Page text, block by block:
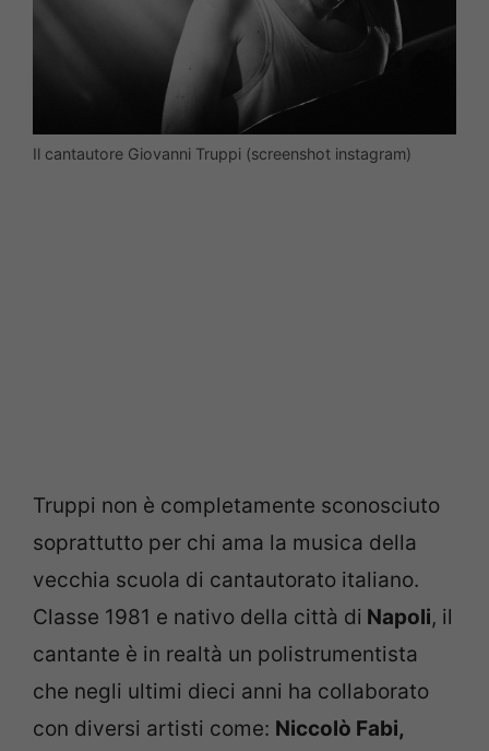
Il cantautore Giovanni Truppi (screenshot instagram)
Truppi non è completamente sconosciuto
soprattutto per chi ama la musica della
vecchia scuola di cantautorato italiano.
Classe 1981 e nativo della città di Napoli, il
cantante è in realtà un polistrumentista
che negli ultimi dieci anni ha collaborato
con diversi artisti come: Niccolò Fabi,